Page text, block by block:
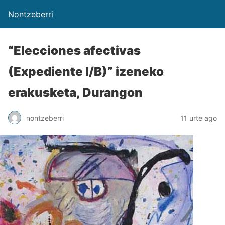
Nontzeberri
“Elecciones afectivas
(Expediente I/B)” izeneko
erakusketa, Durangon
nontzeberri 11 urte ago